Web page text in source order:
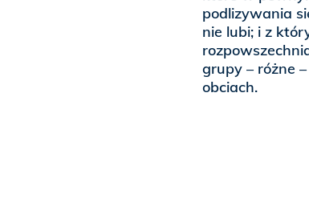
podlizywania
nie lubi; i z
grupy – różne
obciach.